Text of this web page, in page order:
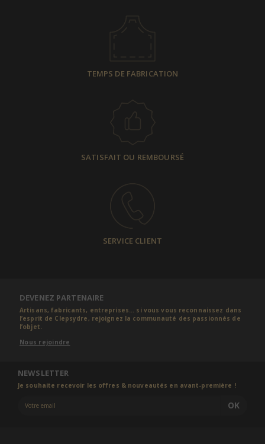
TEMPS DE FABRICATION
SATISFAIT OU REMBOURSÉ
SERVICE CLIENT
DEVENEZ PARTENAIRE
Artisans, fabricants, entreprises... si vous vous reconnaissez dans
l’esprit de Clepsydre, rejoignez la communauté des passionnés de
l’objet.
Nous rejoindre
NEWSLETTER
Je souhaite recevoir les offres & nouveautés en avant-première !
OK